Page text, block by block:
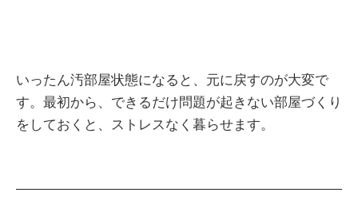
いったん汚部屋状態になると、元に戻すのが大変で
す。最初から、できるだけ問題が起きない部屋づくり
をしておくと、ストレスなく暮らせます。